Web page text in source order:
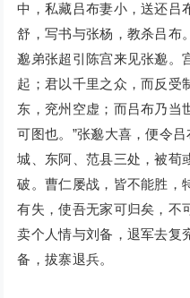
中，私藏吕布妻小，送还吕
舒，写书与张杨，教杀吕布
邈弟张超引陈宫来见张邈。
起；君以千里之众，而反受
东，兖州空虚；而吕布乃当
可图也。”张邈大喜，便令
城、东阿、范县三处，被荀
破。曹仁屡战，皆不能胜，
有失，使吾无家可归矣，不
卖个人情与刘备，退军去复
备，拔寨退兵。